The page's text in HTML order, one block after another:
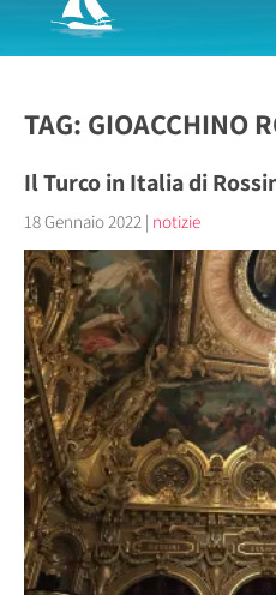
TAG: GIOACCHINO
Il Turco in Italia di
18 Gennaio 2022 | notizie